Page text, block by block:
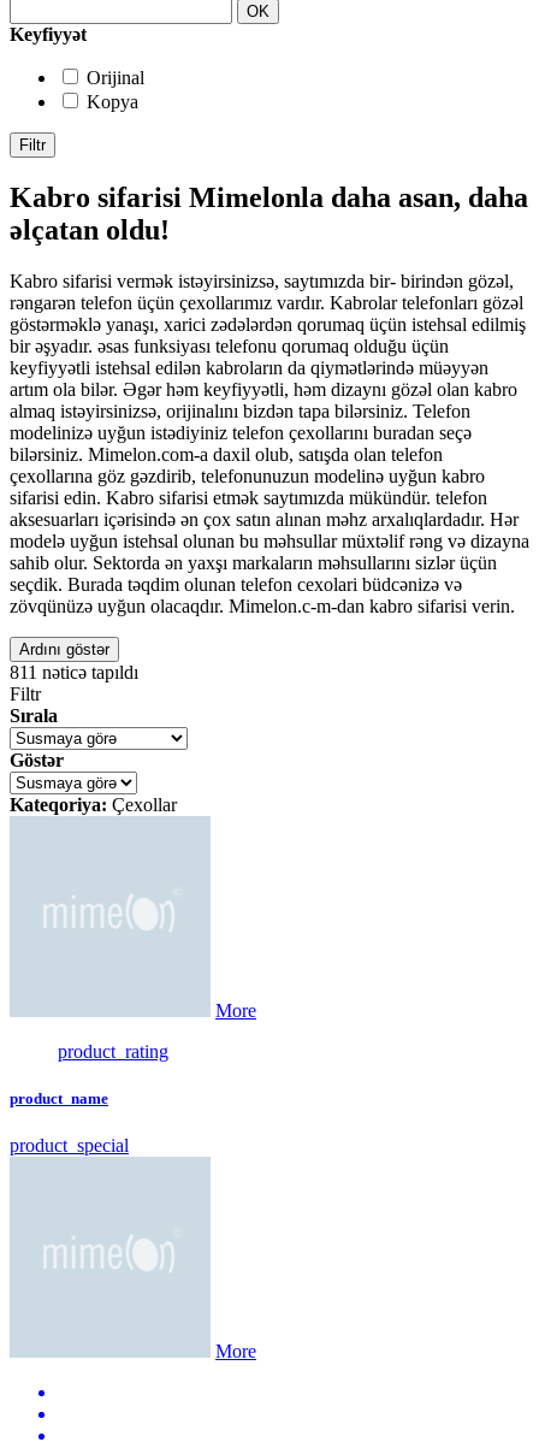
OK
Keyfiyyət
Orijinal
Kopya
Filtr
Kabro sifarisi Mimelonla daha asan, daha
əlçatan oldu!
Kabro sifarisi vermək istəyirsinizsə, saytımızda bir- birindən gözəl,
rəngarən telefon üçün çexollarımız vardır. Kabrolar telefonları gözəl
göstərməklə yanaşı, xarici zədələrdən qorumaq üçün istehsal edilmiş
bir əşyadır. əsas funksiyası telefonu qorumaq olduğu üçün
keyfiyyətli istehsal edilən kabroların da qiymətlərində müəyyən
artım ola bilər. Əgər həm keyfiyyətli, həm dizaynı gözəl olan kabro
almaq istəyirsinizsə, orijinalını bizdən tapa bilərsiniz. Telefon
modelinizə uyğun istədiyiniz telefon çexollarını buradan seçə
bilərsiniz. Mimelon.com-a daxil olub, satışda olan telefon
çexollarına göz gəzdirib, telefonunuzun modelinə uyğun kabro
sifarisi edin. Kabro sifarisi etmək saytımızda mükündür. telefon
aksesuarları içərisində ən çox satın alınan məhz arxalıqlardadır. Hər
modelə uyğun istehsal olunan bu məhsullar müxtəlif rəng və dizayna
sahib olur. Sektorda ən yaxşı markaların məhsullarını sizlər üçün
seçdik. Burada təqdim olunan telefon cexolari büdcənizə və
zövqünüzə uyğun olacaqdır. Mimelon.c-m-dan kabro sifarisi verin.
Ardını göstər
811 nəticə tapıldı
Filtr
Sırala
Göstər
Kateqoriya: Çexollar
More
product_rating
product_name
product_special
More